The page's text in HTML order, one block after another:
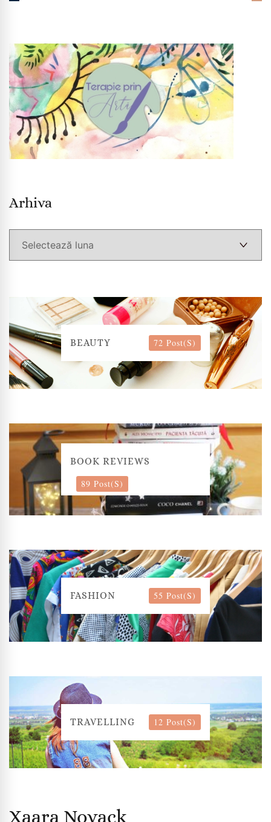
Arhiva
BEAUTY 72 Post(s)
BOOK REVIEWS
89 Post(s)
FASHION 55 Post(s)
TRAVELLING 12 Post(s)
Xaara Novack